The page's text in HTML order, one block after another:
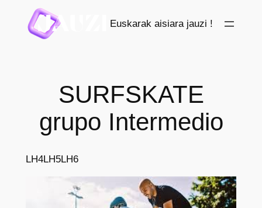
contenido
Euskarak aisiara jauzi !
SURFSKATE
grupo Intermedio
LH4LH5LH6